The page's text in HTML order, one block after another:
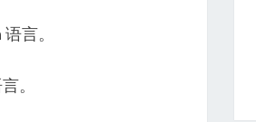
言。
。